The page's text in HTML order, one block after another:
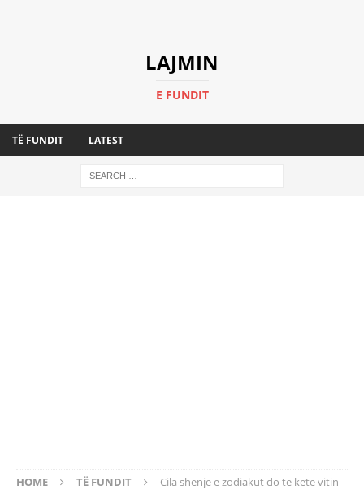
LAJMIN
E FUNDIT
TË FUNDIT LATEST
HOME TË FUNDIT
Cila shenjë e zodiakut do të ketë vitin